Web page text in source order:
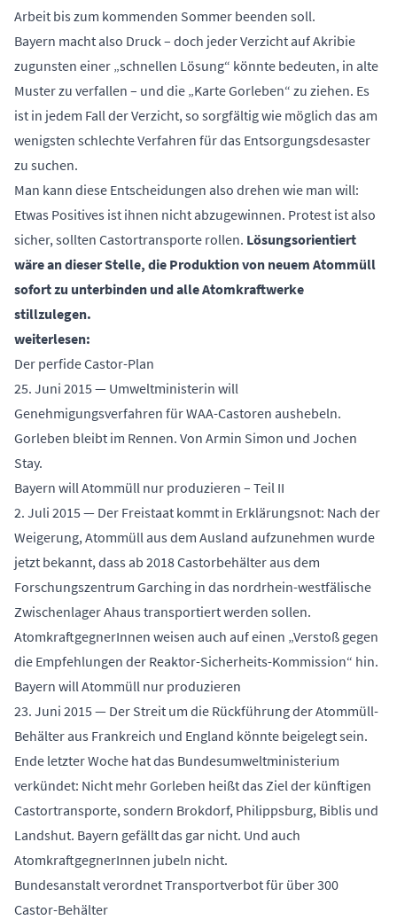
Arbeit bis zum kommenden Sommer beenden soll.
Bayern macht also Druck – doch jeder Verzicht auf Akribie
zugunsten einer „schnellen Lösung“ könnte bedeuten, in alte
Muster zu verfallen – und die „Karte Gorleben“ zu ziehen. Es
ist in jedem Fall der Verzicht, so sorgfältig wie möglich das am
wenigsten schlechte Verfahren für das Entsorgungsdesaster
zu suchen.
Man kann diese Entscheidungen also drehen wie man will:
Etwas Positives ist ihnen nicht abzugewinnen. Protest ist also
sicher, sollten Castortransporte rollen. Lösungsorientiert
wäre an dieser Stelle, die Produktion von neuem Atommüll
sofort zu unterbinden und alle Atomkraftwerke
stillzulegen.
weiterlesen:
Der perfide Castor-Plan
25. Juni 2015 — Umweltministerin will
Genehmigungsverfahren für WAA-Castoren aushebeln.
Gorleben bleibt im Rennen. Von Armin Simon und Jochen
Stay.
Bayern will Atommüll nur produzieren – Teil II
2. Juli 2015 — Der Freistaat kommt in Erklärungsnot: Nach der
Weigerung, Atommüll aus dem Ausland aufzunehmen wurde
jetzt bekannt, dass ab 2018 Castorbehälter aus dem
Forschungszentrum Garching in das nordrhein-westfälische
Zwischenlager Ahaus transportiert werden sollen.
AtomkraftgegnerInnen weisen auch auf einen „Verstoß gegen
die Empfehlungen der Reaktor-Sicherheits-Kommission“ hin.
Bayern will Atommüll nur produzieren
23. Juni 2015 — Der Streit um die Rückführung der Atommüll-
Behälter aus Frankreich und England könnte beigelegt sein.
Ende letzter Woche hat das Bundesumweltministerium
verkündet: Nicht mehr Gorleben heißt das Ziel der künftigen
Castortransporte, sondern Brokdorf, Philippsburg, Biblis und
Landshut. Bayern gefällt das gar nicht. Und auch
AtomkraftgegnerInnen jubeln nicht.
Bundesanstalt verordnet Transportverbot für über 300
Castor-Behälter